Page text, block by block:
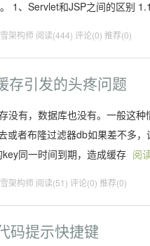
1、Servlet和JSP之间的区别
架构师 阅读(444) 评论(0) 推荐(0)
存引发的头疼问题
没有，数据库也没有。一般这
或者布隆过滤器db如果差不多
同一时间到期，造成缓存 阅
架构师 阅读(51) 评论(0) 推荐(0)
码提示快捷键